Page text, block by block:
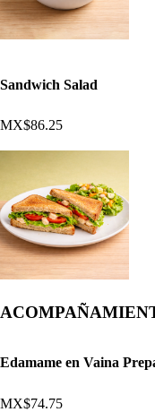
Sandwich Salad
MX$86.25
Edamame en Vaina
MX$74.75